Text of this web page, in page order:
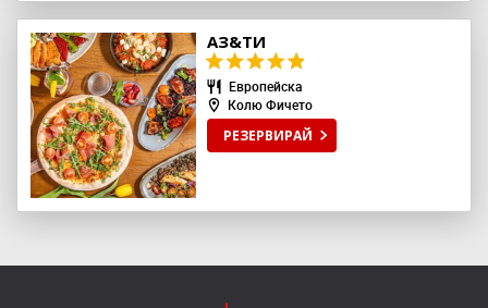
АЗ&ТИ
Европейска
Колю Фичето
РЕЗЕРВИРАЙ